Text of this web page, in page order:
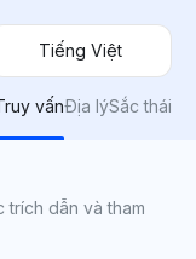
Tiếng Việt
vấnĐịa lýSắc thái
dẫn và tham